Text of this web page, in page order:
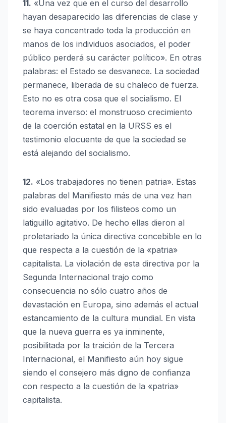
11. «Una vez que en el curso del desarrollo
hayan desaparecido las diferencias de clase y
se haya concentrado toda la producción en
manos de los individuos asociados, el poder
público perderá su carácter político». En otras
palabras: el Estado se desvanece. La sociedad
permanece, liberada de su chaleco de fuerza.
Esto no es otra cosa que el socialismo. El
teorema inverso: el monstruoso crecimiento
de la coerción estatal en la URSS es el
testimonio elocuente de que la sociedad se
está alejando del socialismo.
12. «Los trabajadores no tienen patria». Estas
palabras del Manifiesto más de una vez han
sido evaluadas por los filisteos como un
latiguillo agitativo. De hecho ellas dieron al
proletariado la única directiva concebible en lo
que respecta a la cuestión de la «patria»
capitalista. La violación de esta directiva por la
Segunda Internacional trajo como
consecuencia no sólo cuatro años de
devastación en Europa, sino además el actual
estancamiento de la cultura mundial. En vista
que la nueva guerra es ya inminente,
posibilitada por la traición de la Tercera
Internacional, el Manifiesto aún hoy sigue
siendo el consejero más digno de confianza
con respecto a la cuestión de la «patria»
capitalista.